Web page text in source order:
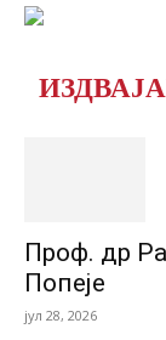
Проф. др
Попеје
јул 28, 2026